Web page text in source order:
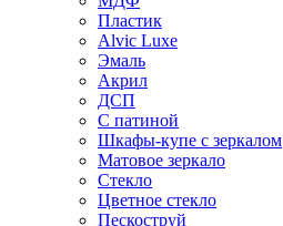
Пластик
Alvic Luxe
Эмаль
Акрил
ДСП
С патиной
Шкафы-купе с зеркалом
Матовое зеркало
Стекло
Цветное стекло
Пескоструй